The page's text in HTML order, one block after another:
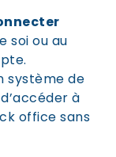
soi ou au
système de
à
office sans